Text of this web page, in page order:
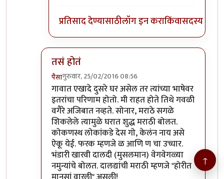
प्रतिसाद देण्यासाठीलॉग इन कराकिंवासदस्य व्हा
तसं होतं
पैसागुरुवार, 25/02/2016 08:56
In reply toजातीबरोबरच सांगायचं तर हीचby
गावात एखादे दुसरे घर असेल तर त्यांच्या भाषेवर
इतरांचा परिणाम होतो. मी राहत होते तिथे गवळी
वगैरे अजिबात नव्हते. सोनार, मराठे सगळे
शिकलेले त्यामुळे घरात शुद्ध मराठी बोलत.
कोकणस्थ लोकांकडे देस गो, केलंन नाय असे
ऐकू येई. फरक म्हणजे ळ आणि ण चा उच्चार.
भंडारी खारवी दालदी (मुसलमान) वेगवेगळ्या
नमुन्यांचे बोलत. दालद्यांची मराठी म्हणजे "होरीत ↑